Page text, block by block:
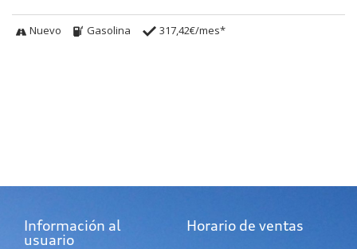
Nuevo Gasolina 317,42€/mes*
Información al
usuario
Horario de ventas